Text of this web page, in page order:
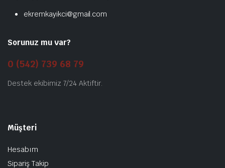
ekremkayikci@gmail.com
Sorunuz mu var?
0 (542) 739 68 79
Destek ekibimiz 7/24 Aktiftir.
Müşteri
Hesabım
Sipariş Takip